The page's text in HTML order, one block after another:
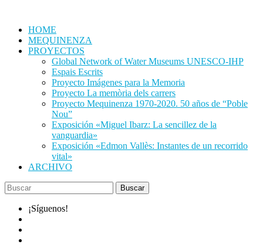
contenidoHOME
MEQUINENZA
PROYECTOS
Global Network of Water Museums UNESCO-IHP
Espais Escrits
Proyecto Imágenes para la Memoria
Proyecto La memòria dels carrers
Proyecto Mequinenza 1970-2020. 50 años de “Poble
Nou”
Exposición «Miguel Ibarz: La sencillez de la
vanguardia»
Exposición «Edmon Vallès: Instantes de un recorrido
vital»
ARCHIVO
¡Síguenos!